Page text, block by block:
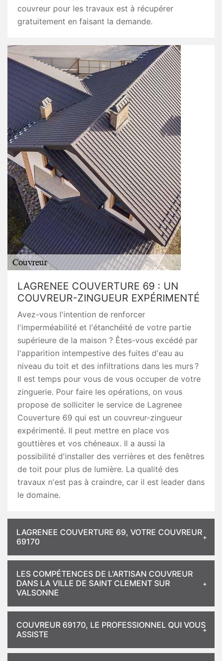
couvreur pour les travaux est à récupérer
gratuitement en faisant la demande.
LAGRENEE COUVERTURE 69 : UN
COUVREUR-ZINGUEUR EXPÉRIMENTÉ
Avez-vous l'intention de renforcer
l'imperméabilité et l'étanchéité de votre partie
supérieure de la maison ? Êtes-vous excédé par
l'apparition intempestive des fuites d'eau au
niveau du toit et des infiltrations dans les murs ?
Il est temps pour vous de vous occuper de votre
zinguerie. Pour faire les opérations, on vous
propose de solliciter le service de Lagrenee
Couverture 69 qui est un couvreur-zingueur
expérimenté. Il peut mettre en place vos
gouttières et vos chéneaux. Il a aussi la
possibilité d'installer des verrières et des fenêtres
de toit pour plus de lumière. La qualité des
travaux n'est pas à craindre, car il est leader dans
le domaine.
LAGRENEE COUVERTURE 69, VOTRE COUVREUR
69170
LES COMPÉTENCES DE L'ARTISAN COUVREUR
DANS LA VILLE DE SAINT CLEMENT SUR
VALSONNE
COUVREUR 69170, LE PROFESSIONNEL QUI VOUS
ASSISTE